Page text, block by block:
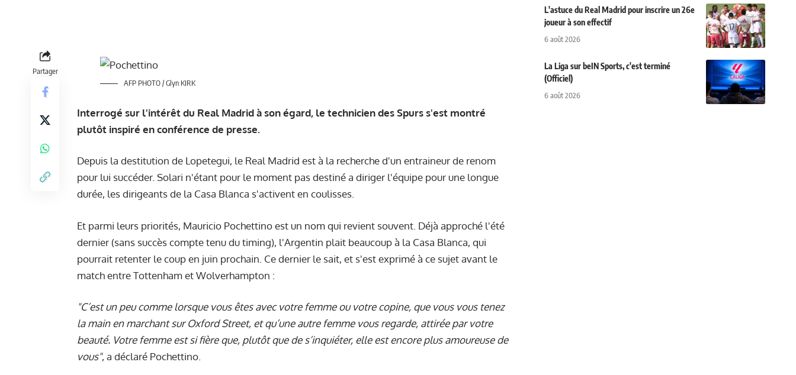
Partager
AFP PHOTO / Glyn KIRK
Interrogé sur l'intérêt du Real Madrid à son égard, le technicien des Spurs s'est montré
plutôt inspiré en conférence de presse.
Depuis la destitution de Lopetegui, le Real Madrid est à la recherche d'un entraineur de renom
pour lui succéder. Solari n'étant pour le moment pas destiné a diriger l'équipe pour une longue
durée, les dirigeants de la Casa Blanca s'activent en coulisses.
Et parmi leurs priorités, Mauricio Pochettino est un nom qui revient souvent. Déjà approché l'été
dernier (sans succès compte tenu du timing), l'Argentin plait beaucoup à la Casa Blanca, qui
pourrait retenter le coup en juin prochain. Ce dernier le sait, et s'est exprimé à ce sujet avant le
match entre Tottenham et Wolverhampton :
"C’est un peu comme lorsque vous êtes avec votre femme ou votre copine, que vous vous tenez
la main en marchant sur Oxford Street, et qu’une autre femme vous regarde, attirée par votre
beauté. Votre femme est si fière que, plutôt que de s’inquiéter, elle est encore plus amoureuse de
vous", a déclaré Pochettino.
L'astuce du Real Madrid pour inscrire un 26e
joueur à son effectif
6 août 2026
La Liga sur beIN Sports, c'est terminé
(Officiel)
6 août 2026